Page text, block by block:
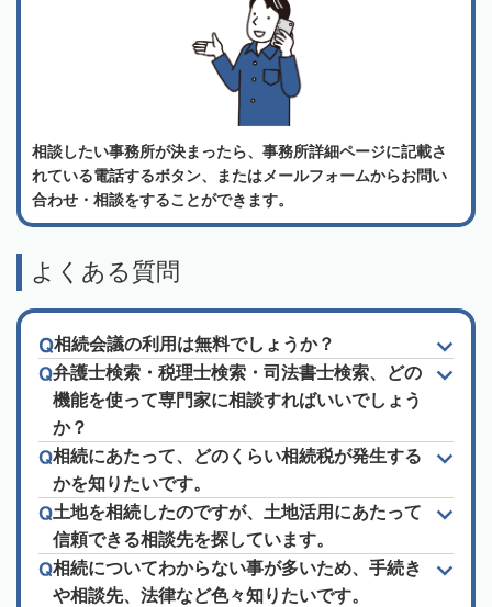
相談したい事務所が決まったら、事務所詳細ページに記載さ
れている電話するボタン、またはメールフォームからお問い
合わせ・相談をすることができます。
よくある質問
相続会議の利用は無料でしょうか？
弁護士検索・税理士検索・司法書士検索、どの
機能を使って専門家に相談すればいいでしょう
か？
相続にあたって、どのくらい相続税が発生する
かを知りたいです。
土地を相続したのですが、土地活用にあたって
信頼できる相談先を探しています。
相続についてわからない事が多いため、手続き
や相談先、法律など色々知りたいです。